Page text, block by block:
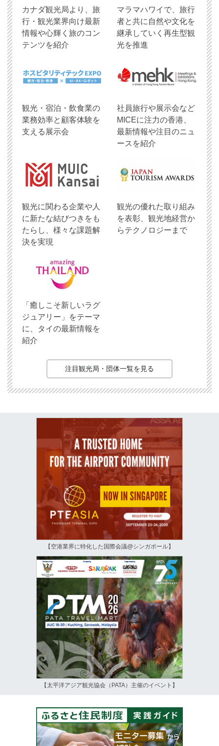
​カナダ観光局より、旅
行・観光業界向け最新
情報や心輝く旅のコン
テンツを紹介
マラマハワイで、旅行
者と共に自然や文化を
継承していく再生型観
光を推進
観光・宿泊・飲食業の
業務効率と顧客体験を
支える展示会
社員旅行や展示会など
MICEに注力の香港、
最新情報や注目のニュ
ースを紹介
観光に関わる企業や人
に新たな結びつきをも
たらし、様々な課題解
決を実現
観光の優れた取り組み
を表彰、観光地経営か
らテクノロジーまで
「癒しこそ新しいラグ
ジュアリー」をテーマ
に、タイの最新情報を
紹介
注目観光局・団体一覧を見る
【空港業界に特化した国際会議@シンガポール】
【太平洋アジア観光協会（PATA）主催のイベント】